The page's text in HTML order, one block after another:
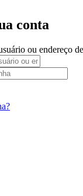
conta
ou endereço